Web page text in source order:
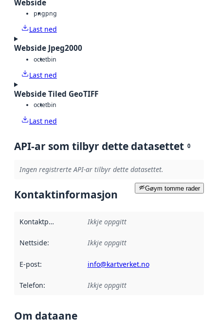
Webside
pngpng
Last ned
Webside Jpeg2000
octetbin
Last ned
Webside Tiled GeoTIFF
octetbin
Last ned
API-ar som tilbyr dette datasettet 0
Ingen registrerte API-ar tilbyr dette datasettet.
Gøym tomme rader
Kontaktinformasjon
Kontaktpunkt Ikkje oppgitt
Nettside: Ikkje oppgitt
E-post: info@kartverket.no
Telefon: Ikkje oppgitt
Om dataane